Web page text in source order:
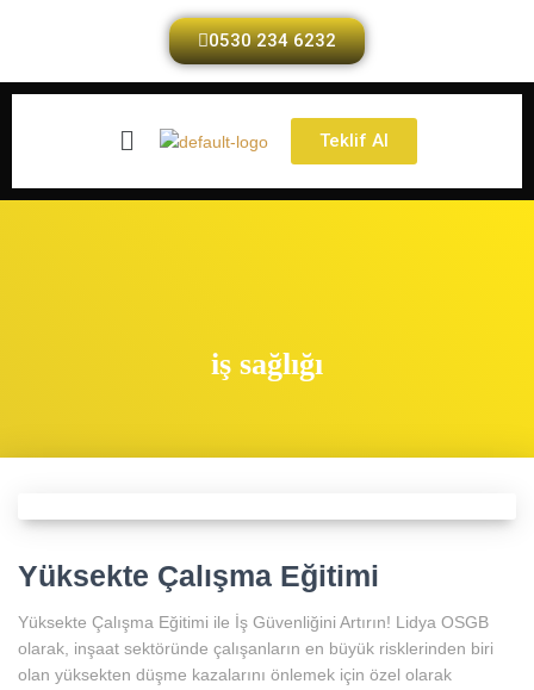
0530 234 6232
Teklif Al
iş sağlığı
Yüksekte Çalışma Eğitimi
Yüksekte Çalışma Eğitimi ile İş Güvenliğini Artırın! Lidya OSGB
olarak, inşaat sektöründe çalışanların en büyük risklerinden biri
olan yüksekten düşme kazalarını önlemek için özel olarak